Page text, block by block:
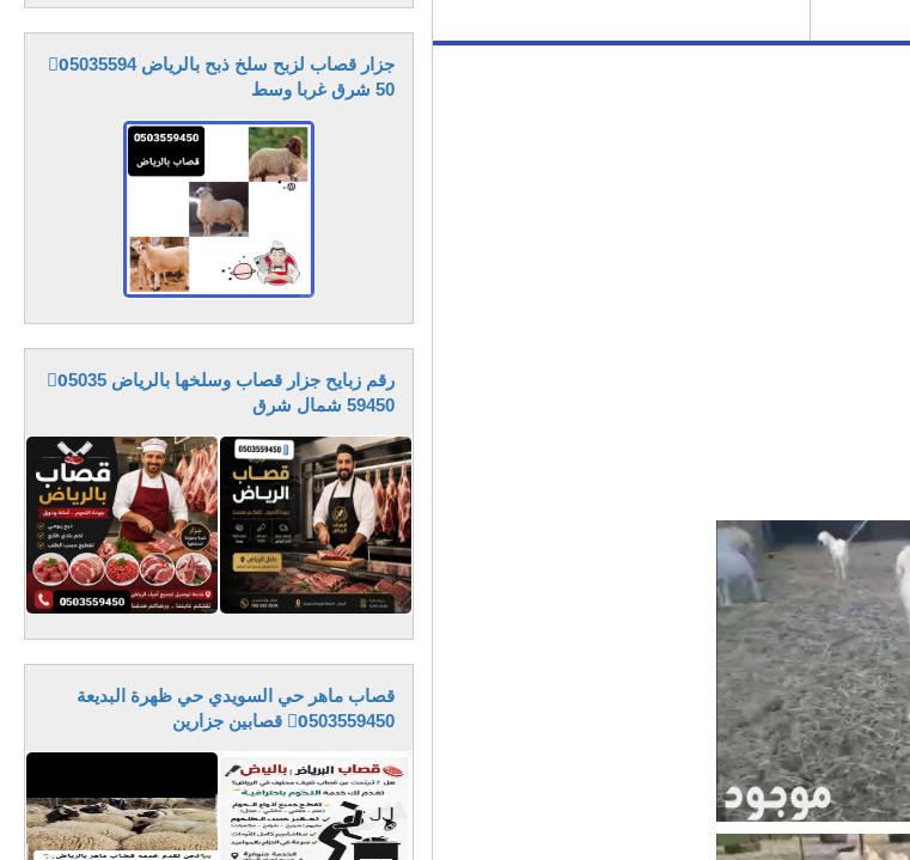
جزار قصاب لزبح سلخ ذبح بالرياض 0َ5035594
50 شرق غربا وسط
رقم زبايح جزار قصاب وسلخها بالرياض 0َ5035
59450 شمال شرق
قصاب ماهر حي السويدي حي ظهرة البديعة
0َ503559450 قصابين جزارين